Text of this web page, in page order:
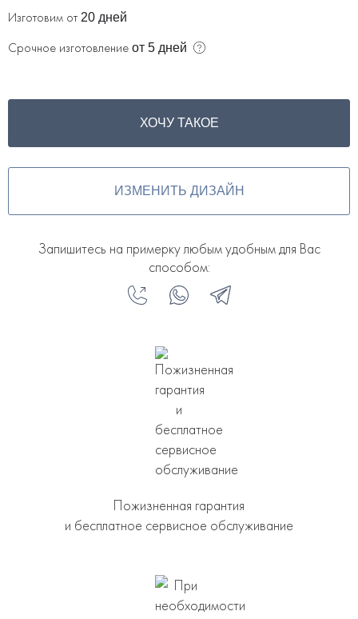
Изготовим от 20 дней
Срочное изготовление от 5 дней
ХОЧУ ТАКОЕ
ИЗМЕНИТЬ ДИЗАЙН
Запишитесь на примерку любым удобным для Вас
способом:
Пожизненная гарантия
и бесплатное сервисное обслуживание